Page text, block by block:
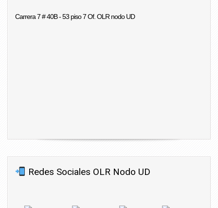
Carrera 7 # 40B - 53 piso 7 Of. OLR nodo UD
Redes Sociales OLR Nodo UD